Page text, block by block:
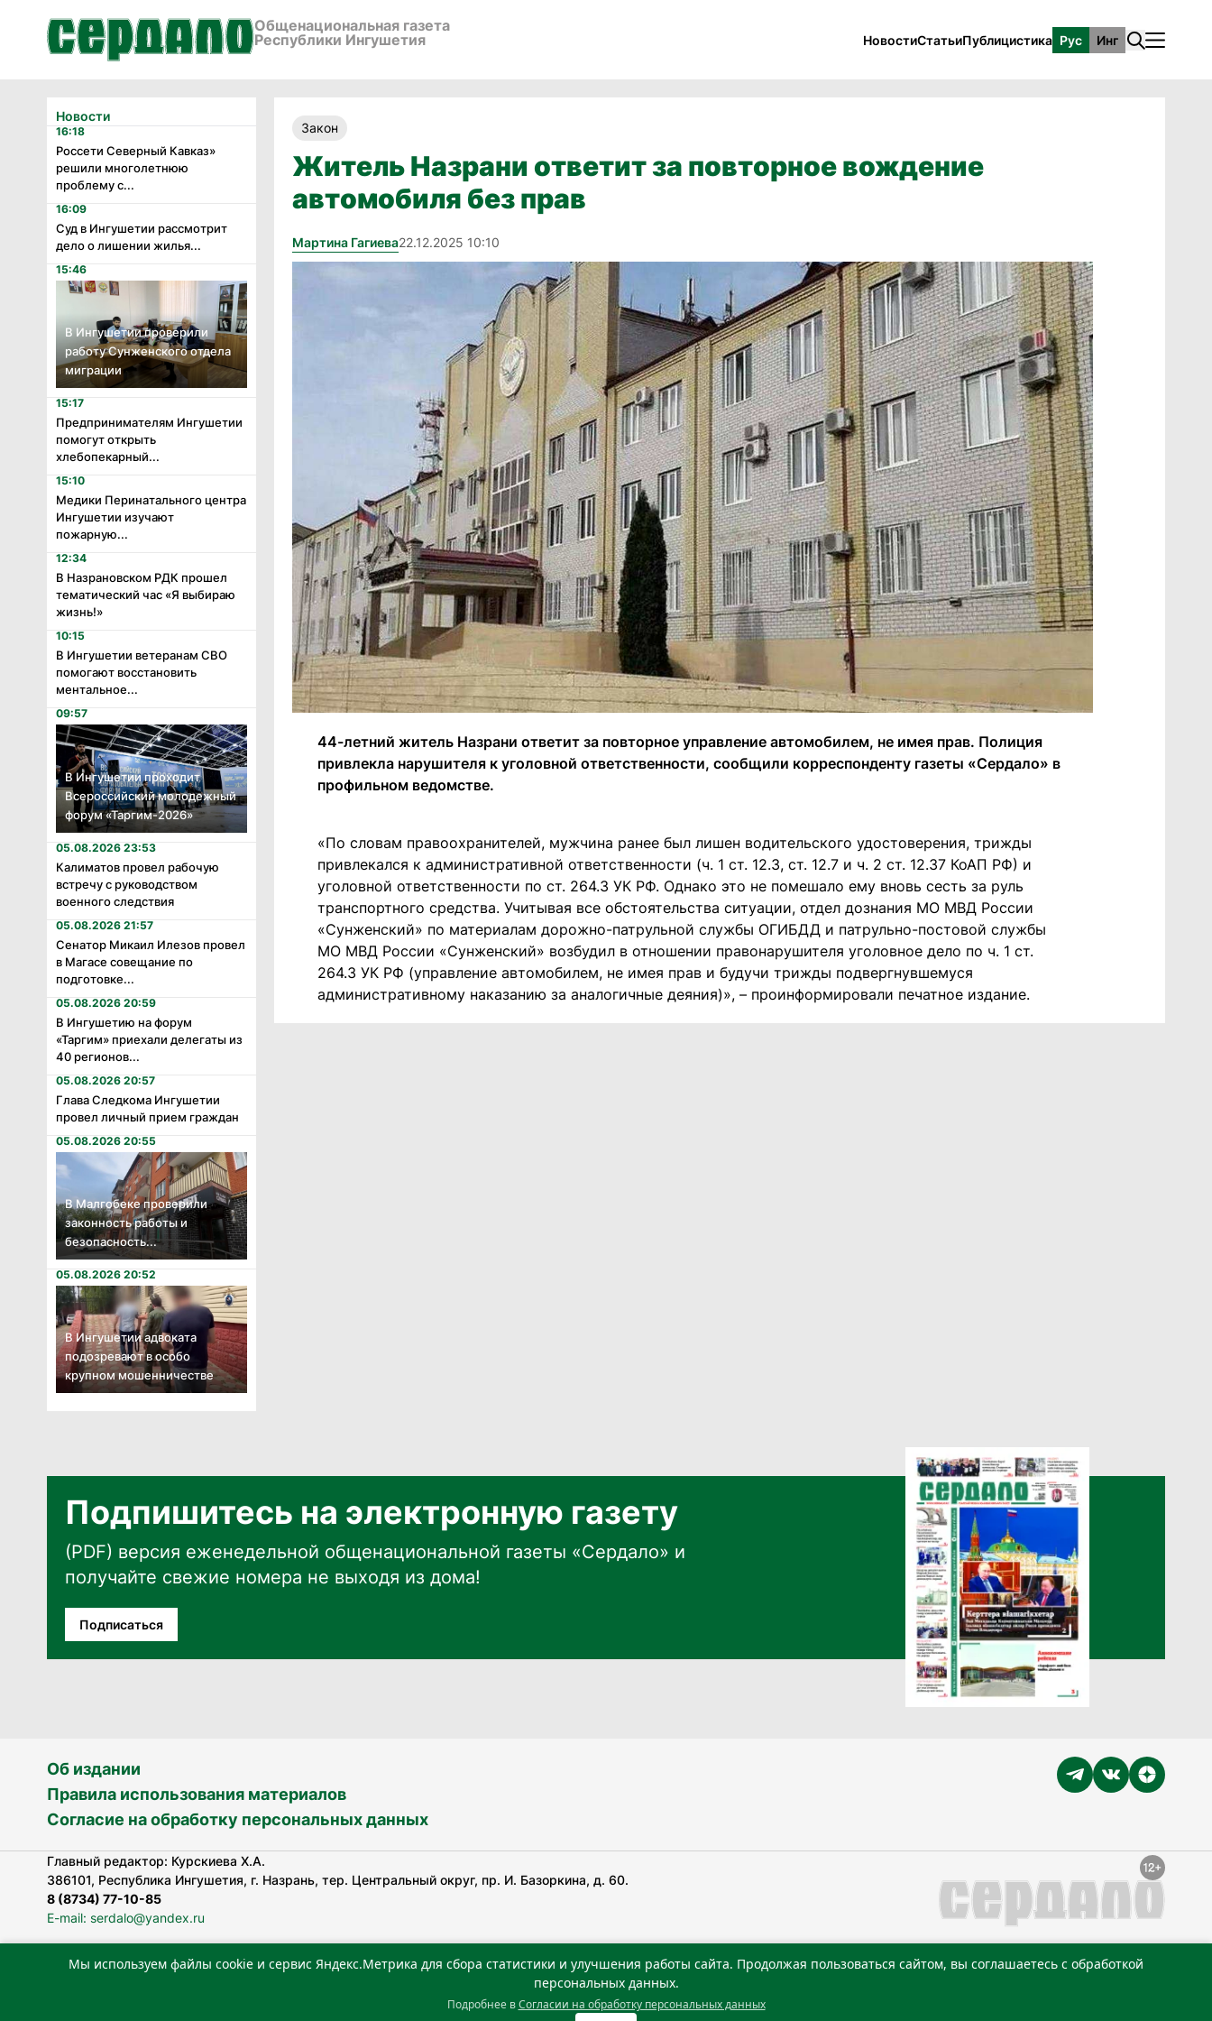
Общенациональная газета
Республики Ингушетия
НовостиСтатьиПублицистика Рус Инг
Новости
16:18
Россети Северный Кавказ»
решили многолетнюю
проблему с...
16:09
Суд в Ингушетии рассмотрит
дело о лишении жилья...
15:46
В Ингушетии проверили
работу Сунженского отдела
миграции
15:17
Предпринимателям Ингушетии
помогут открыть
хлебопекарный...
15:10
Медики Перинатального центра
Ингушетии изучают
пожарную...
12:34
В Назрановском РДК прошел
тематический час «Я выбираю
жизнь!»
10:15
В Ингушетии ветеранам СВО
помогают восстановить
ментальное...
09:57
В Ингушетии проходит
Всероссийский молодежный
форум «Таргим-2026»
05.08.2026 23:53
Калиматов провел рабочую
встречу с руководством
военного следствия
05.08.2026 21:57
Сенатор Микаил Илезов провел
в Магасе совещание по
подготовке...
05.08.2026 20:59
В Ингушетию на форум
«Таргим» приехали делегаты из
40 регионов...
05.08.2026 20:57
Глава Следкома Ингушетии
провел личный прием граждан
05.08.2026 20:55
В Малгобеке проверили
законность работы и
безопасность...
05.08.2026 20:52
В Ингушетии адвоката
подозревают в особо
крупном мошенничестве
Закон
Житель Назрани ответит за повторное вождение
автомобиля без прав
Мартина Гагиева22.12.2025 10:10
44-летний житель Назрани ответит за повторное управление автомобилем, не имея прав. Полиция
привлекла нарушителя к уголовной ответственности, сообщили корреспонденту газеты «Сердало» в
профильном ведомстве.
«По словам правоохранителей, мужчина ранее был лишен водительского удостоверения, трижды
привлекался к административной ответственности (ч. 1 ст. 12.3, ст. 12.7 и ч. 2 ст. 12.37 КоАП РФ) и
уголовной ответственности по ст. 264.3 УК РФ. Однако это не помешало ему вновь сесть за руль
транспортного средства. Учитывая все обстоятельства ситуации, отдел дознания МО МВД России
«Сунженский» по материалам дорожно-патрульной службы ОГИБДД и патрульно-постовой службы
МО МВД России «Сунженский» возбудил в отношении правонарушителя уголовное дело по ч. 1 ст.
264.3 УК РФ (управление автомобилем, не имея прав и будучи трижды подвергнувшемуся
административному наказанию за аналогичные деяния)», – проинформировали печатное издание.
Подпишитесь на электронную газету
(PDF) версия еженедельной общенациональной газеты «Сердало» и
получайте свежие номера не выходя из дома!
Подписаться
Об издании
Правила использования материалов
Согласие на обработку персональных данных
Главный редактор: Курскиева Х.А.
386101, Республика Ингушетия, г. Назрань, тер. Центральный округ, пр. И. Базоркина, д. 60.
8 (8734) 77-10-85
E-mail: serdalo@yandex.ru
Сетевое издание «Сердало» зарегистрировано Федеральной службой по надзору в сфере связи, информационных
Реестровая запись СМИ: ЭЛ № ФС 77-78323 от 15.05.2020 г. Учредитель: Государственное автономное учреждение
Мы используем файлы cookie и сервис Яндекс.Метрика для сбора статистики и улучшения работы сайта. Продолжая пользоваться сайтом, вы соглашаетесь с обработкой
персональных данных.
Подробнее вСогласии на обработку персональных данных